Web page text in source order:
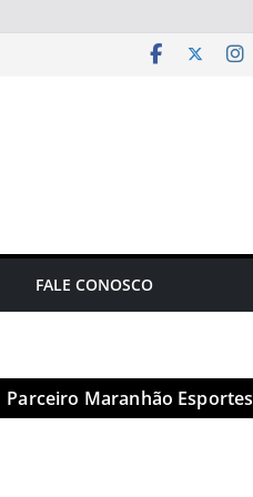
FALE CONOSCO
Parceiro Maranhão Esportes